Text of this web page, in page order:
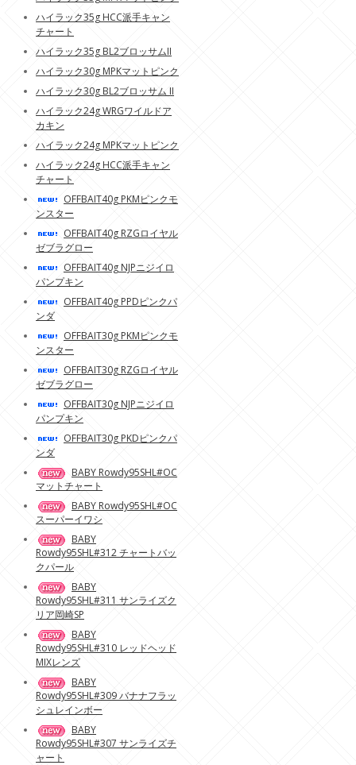
ハイラック35g HCC派手キャン
チャート
ハイラック35g BL2ブロッサムII
ハイラック30g MPKマットピンク
ハイラック30g BL2ブロッサム II
ハイラック24g WRGワイルドア
カキン
ハイラック24g MPKマットピンク
ハイラック24g HCC派手キャン
チャート
OFFBAIT40g PKMピンクモ
ンスター
OFFBAIT40g RZGロイヤル
ゼブラグロー
OFFBAIT40g NJPニジイロ
パンプキン
OFFBAIT40g PPDピンクパ
ンダ
OFFBAIT30g PKMピンクモ
ンスター
OFFBAIT30g RZGロイヤル
ゼブラグロー
OFFBAIT30g NJPニジイロ
パンプキン
OFFBAIT30g PKDピンクパ
ンダ
BABY Rowdy95SHL#OC
マットチャート
BABY Rowdy95SHL#OC
スーパーイワシ
BABY
Rowdy95SHL#312 チャートバッ
クパール
BABY
Rowdy95SHL#311 サンライズク
リア岡崎SP
BABY
Rowdy95SHL#310 レッドヘッド
MIXレンズ
BABY
Rowdy95SHL#309 バナナフラッ
シュレインボー
BABY
Rowdy95SHL#307 サンライズチ
ャート